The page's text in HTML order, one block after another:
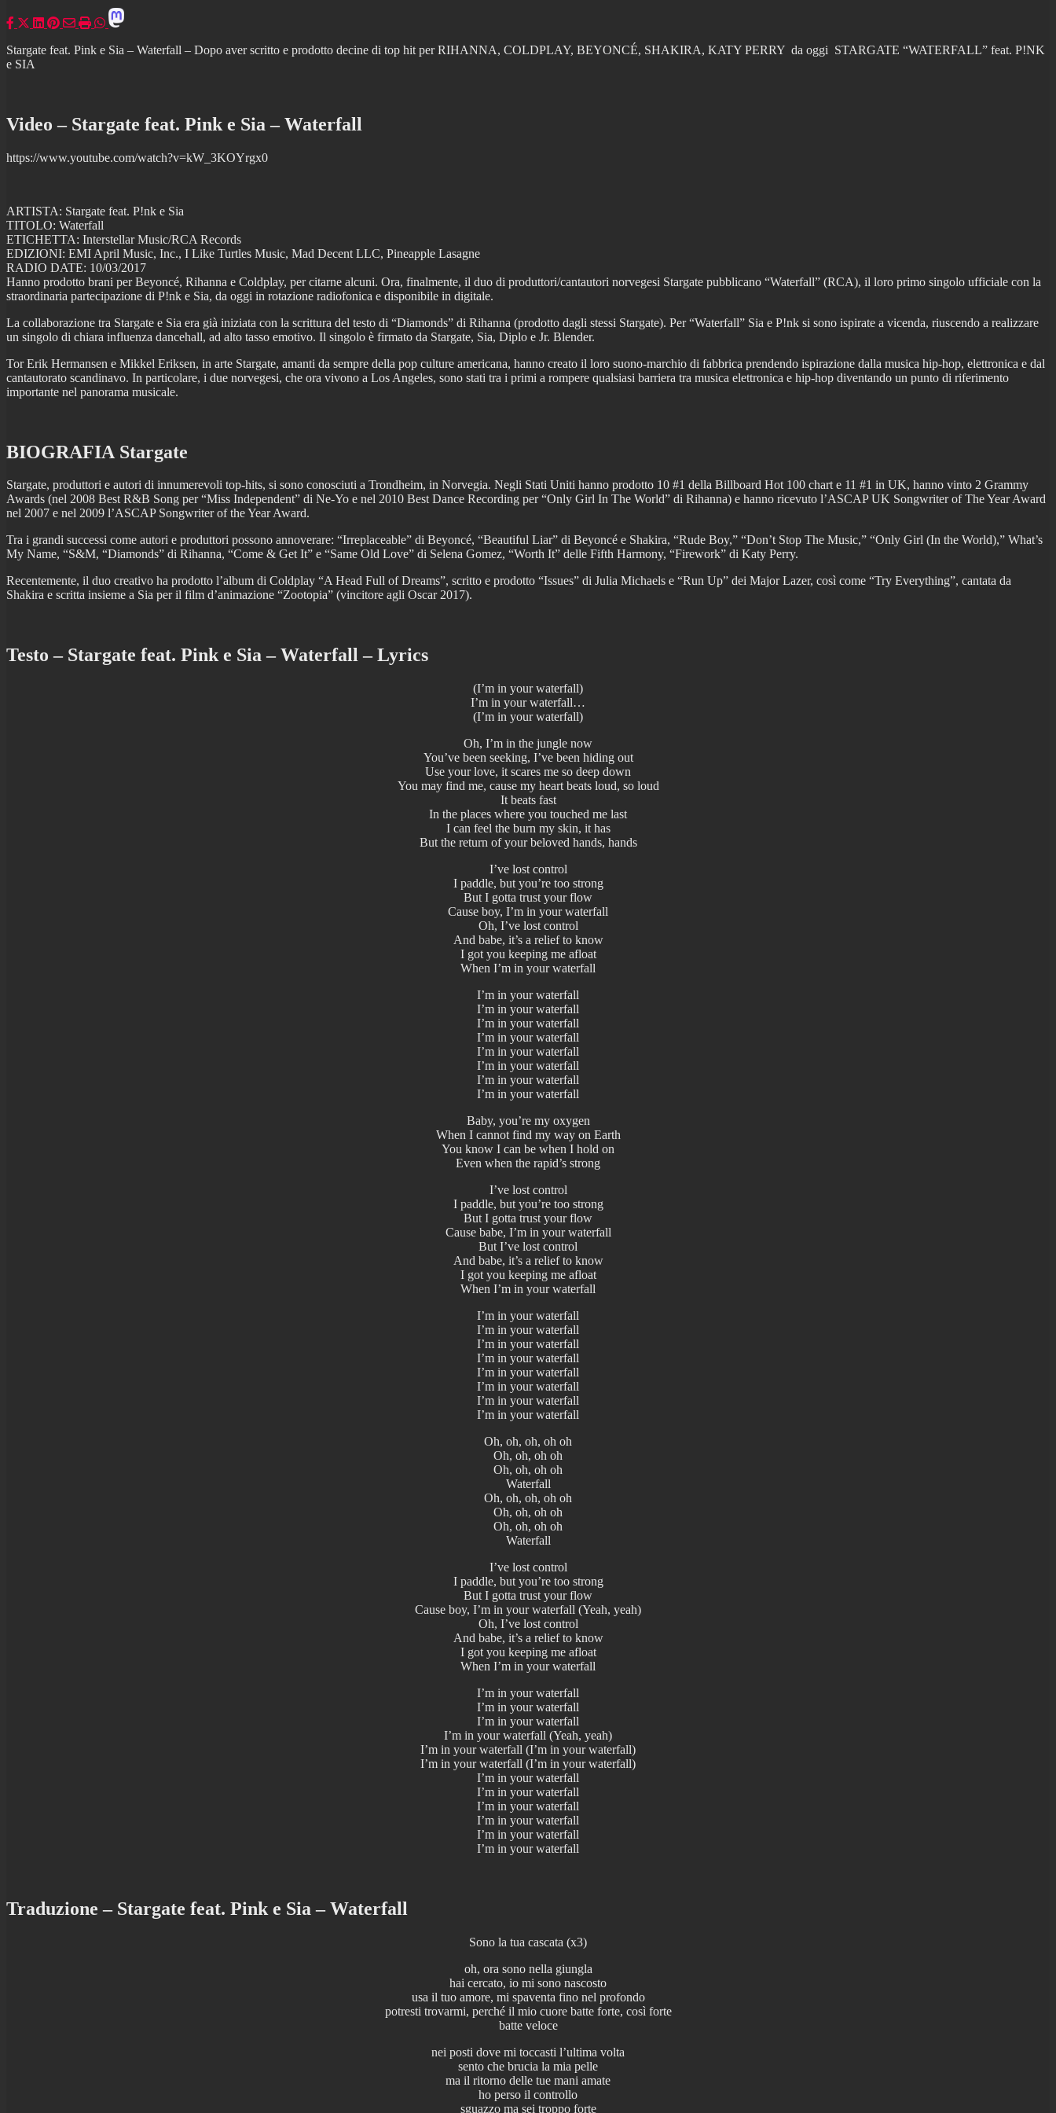
Stargate feat. Pink e Sia – Waterfall – Dopo aver scritto e prodotto decine di top hit per RIHANNA, COLDPLAY, BEYONCÉ, SHAKIRA, KATY PERRY da oggi STARGATE “WATERFALL” feat. P!NK
e SIA
Video – Stargate feat. Pink e Sia – Waterfall
https://www.youtube.com/watch?v=kW_3KOYrgx0
ARTISTA: Stargate feat. P!nk e Sia
TITOLO: Waterfall
ETICHETTA: Interstellar Music/RCA Records
EDIZIONI: EMI April Music, Inc., I Like Turtles Music, Mad Decent LLC, Pineapple Lasagne
RADIO DATE: 10/03/2017
Hanno prodotto brani per Beyoncé, Rihanna e Coldplay, per citarne alcuni. Ora, finalmente, il duo di produttori/cantautori norvegesi Stargate pubblicano “Waterfall” (RCA), il loro primo singolo ufficiale con la
straordinaria partecipazione di P!nk e Sia, da oggi in rotazione radiofonica e disponibile in digitale.
La collaborazione tra Stargate e Sia era già iniziata con la scrittura del testo di “Diamonds” di Rihanna (prodotto dagli stessi Stargate). Per “Waterfall” Sia e P!nk si sono ispirate a vicenda, riuscendo a realizzare
un singolo di chiara influenza dancehall, ad alto tasso emotivo. Il singolo è firmato da Stargate, Sia, Diplo e Jr. Blender.
Tor Erik Hermansen e Mikkel Eriksen, in arte Stargate, amanti da sempre della pop culture americana, hanno creato il loro suono-marchio di fabbrica prendendo ispirazione dalla musica hip-hop, elettronica e dal
cantautorato scandinavo. In particolare, i due norvegesi, che ora vivono a Los Angeles, sono stati tra i primi a rompere qualsiasi barriera tra musica elettronica e hip-hop diventando un punto di riferimento
importante nel panorama musicale.
BIOGRAFIA Stargate
Stargate, produttori e autori di innumerevoli top-hits, si sono conosciuti a Trondheim, in Norvegia. Negli Stati Uniti hanno prodotto 10 #1 della Billboard Hot 100 chart e 11 #1 in UK, hanno vinto 2 Grammy
Awards (nel 2008 Best R&B Song per “Miss Independent” di Ne-Yo e nel 2010 Best Dance Recording per “Only Girl In The World” di Rihanna) e hanno ricevuto l’ASCAP UK Songwriter of The Year Award
nel 2007 e nel 2009 l’ASCAP Songwriter of the Year Award.
Tra i grandi successi come autori e produttori possono annoverare: “Irreplaceable” di Beyoncé, “Beautiful Liar” di Beyoncé e Shakira, “Rude Boy,” “Don’t Stop The Music,” “Only Girl (In the World),” What’s
My Name, “S&M, “Diamonds” di Rihanna, “Come & Get It” e “Same Old Love” di Selena Gomez, “Worth It” delle Fifth Harmony, “Firework” di Katy Perry.
Recentemente, il duo creativo ha prodotto l’album di Coldplay “A Head Full of Dreams”, scritto e prodotto “Issues” di Julia Michaels e “Run Up” dei Major Lazer, così come “Try Everything”, cantata da
Shakira e scritta insieme a Sia per il film d’animazione “Zootopia” (vincitore agli Oscar 2017).
Testo – Stargate feat. Pink e Sia – Waterfall – Lyrics
(I’m in your waterfall)
I’m in your waterfall…
(I’m in your waterfall)
Oh, I’m in the jungle now
You’ve been seeking, I’ve been hiding out
Use your love, it scares me so deep down
You may find me, cause my heart beats loud, so loud
It beats fast
In the places where you touched me last
I can feel the burn my skin, it has
But the return of your beloved hands, hands
I’ve lost control
I paddle, but you’re too strong
But I gotta trust your flow
Cause boy, I’m in your waterfall
Oh, I’ve lost control
And babe, it’s a relief to know
I got you keeping me afloat
When I’m in your waterfall
I’m in your waterfall
I’m in your waterfall
I’m in your waterfall
I’m in your waterfall
I’m in your waterfall
I’m in your waterfall
I’m in your waterfall
I’m in your waterfall
Baby, you’re my oxygen
When I cannot find my way on Earth
You know I can be when I hold on
Even when the rapid’s strong
I’ve lost control
I paddle, but you’re too strong
But I gotta trust your flow
Cause babe, I’m in your waterfall
But I’ve lost control
And babe, it’s a relief to know
I got you keeping me afloat
When I’m in your waterfall
I’m in your waterfall
I’m in your waterfall
I’m in your waterfall
I’m in your waterfall
I’m in your waterfall
I’m in your waterfall
I’m in your waterfall
I’m in your waterfall
Oh, oh, oh, oh oh
Oh, oh, oh oh
Oh, oh, oh oh
Waterfall
Oh, oh, oh, oh oh
Oh, oh, oh oh
Oh, oh, oh oh
Waterfall
I’ve lost control
I paddle, but you’re too strong
But I gotta trust your flow
Cause boy, I’m in your waterfall (Yeah, yeah)
Oh, I’ve lost control
And babe, it’s a relief to know
I got you keeping me afloat
When I’m in your waterfall
I’m in your waterfall
I’m in your waterfall
I’m in your waterfall
I’m in your waterfall (Yeah, yeah)
I’m in your waterfall (I’m in your waterfall)
I’m in your waterfall (I’m in your waterfall)
I’m in your waterfall
I’m in your waterfall
I’m in your waterfall
I’m in your waterfall
I’m in your waterfall
I’m in your waterfall
Traduzione – Stargate feat. Pink e Sia – Waterfall
Sono la tua cascata (x3)
oh, ora sono nella giungla
hai cercato, io mi sono nascosto
usa il tuo amore, mi spaventa fino nel profondo
potresti trovarmi, perché il mio cuore batte forte, così forte
batte veloce
nei posti dove mi toccasti l’ultima volta
sento che brucia la mia pelle
ma il ritorno delle tue mani amate
ho perso il controllo
sguazzo ma sei troppo forte